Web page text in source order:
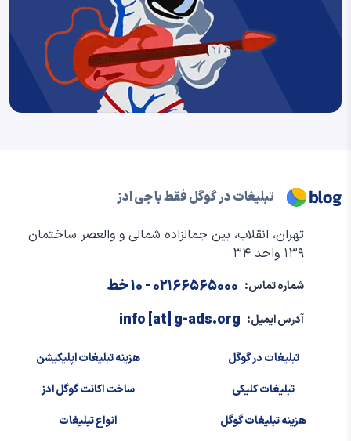
تبلیغات در گوگل فقط با جی ادز
تهران، انقلاب، بین جمالزاده شمالی و والعصر ساختمان
۱۳۹ واحد ۳۴
شماره تماس: ۰۲۱۶۶۵۶۵۰۰۰- ۱۰ خط
آدرس ایمیل: info [at] g-ads.org
تبلیغات در گوگل
تبلیغات کلیکی
هزینه تبلیغات گوگل
هزینه تبلیغات اپلیکیشن
ساخت اکانت گوگل ادز
انواع تبلیغات